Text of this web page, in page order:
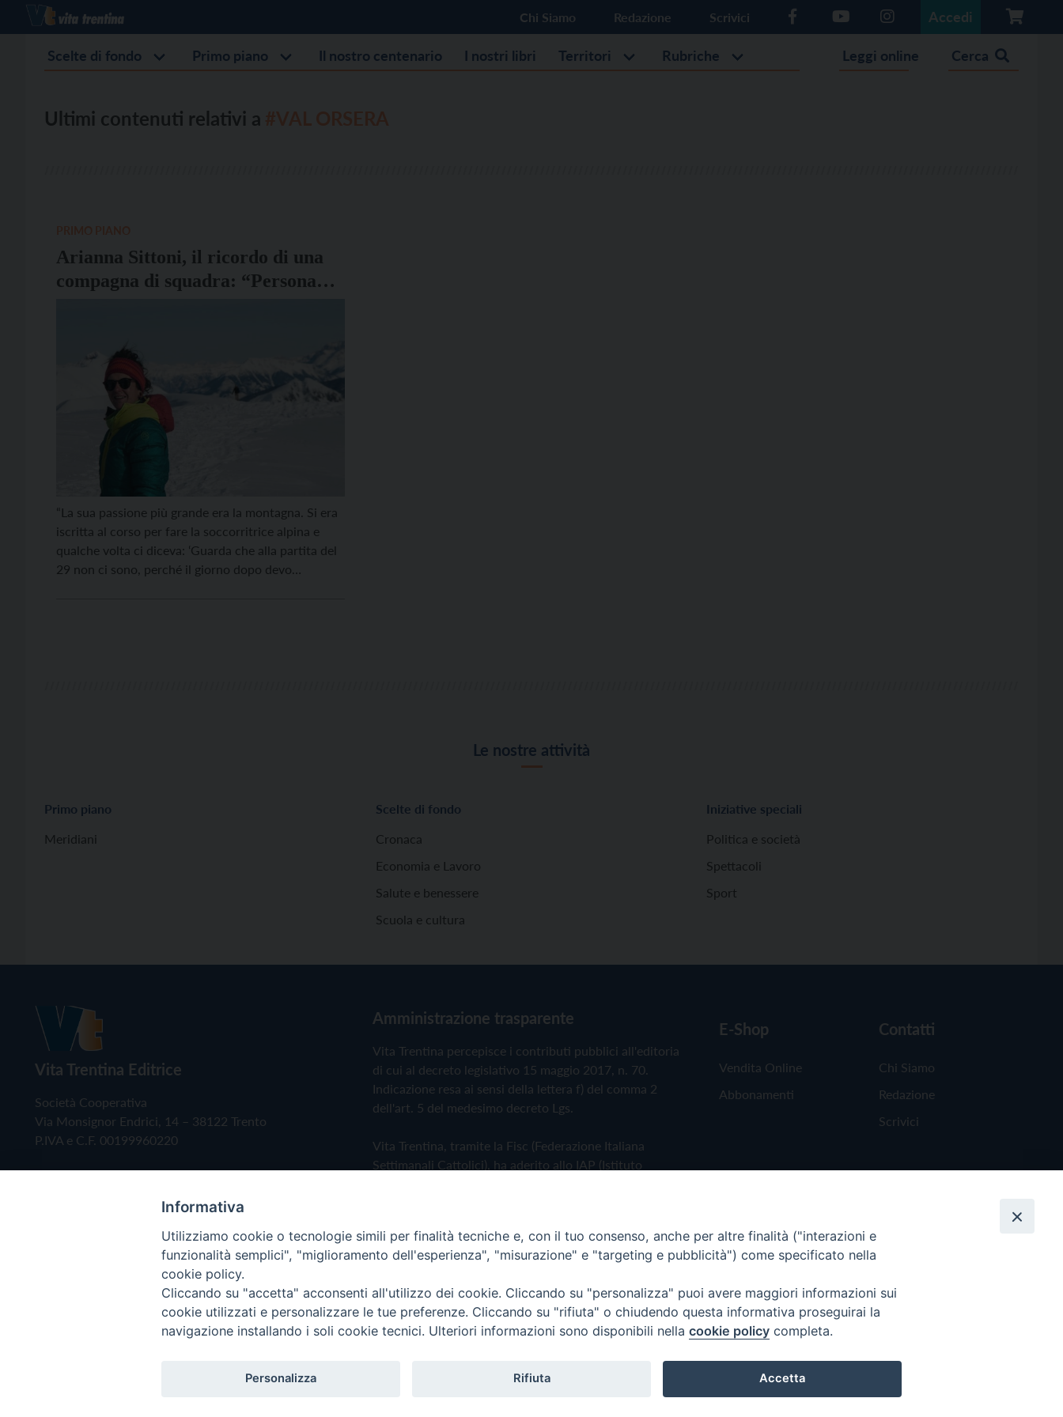
Chi Siamo Redazione Scrivici Accedi
Scelte di fondo Primo piano Il nostro centenario I nostri libri Territori Rubriche Leggi online Cerca
Ultimi contenuti relativi a
Arianna Sittoni, il ricordo di una
compagna di squadra: “Persona
umore”
“La sua passione più grande era la montagna. Si era
iscritta al corso per fare la soccorritrice alpina e
qualche volta ci diceva: ‘Guarda che alla partita del
29 non ci sono, perché il giorno dopo devo
Le nostre attività
Primo piano
Meridiani
Scelte di fondo
Cronaca
Economia e Lavoro
Salute e benessere
Scuola e cultura
Iniziative speciali
Politica e società
Spettacoli
Sport
Vita Trentina Editrice
Società Cooperativa
Via Monsignor Endrici, 14 – 38122 Trento
P.IVA e C.F. 00199960220
Amministrazione trasparente
Vita Trentina percepisce i contributi pubblici all'editoria
di cui al decreto legislativo 15 maggio 2017, n. 70.
Indicazione resa ai sensi della lettera f) del comma 2
dell'art. 5 del medesimo decreto Lgs.
Vita Trentina, tramite la Fisc (Federazione Italiana
Settimanali Cattolici), ha aderito allo IAP (Istituto
Privacy Policy Cookie Policy
E-Shop
Vendita Online
Abbonamenti
Contatti
Chi Siamo
Redazione
Scrivici
Copyright © 2019 - Tutti i diritti riservati - Vita Trentina Editrice
Informativa
Utilizziamo cookie o tecnologie simili per finalità tecniche e, con il tuo consenso, anche per altre finalità ("interazioni e
funzionalità semplici", "miglioramento dell'esperienza", "misurazione" e "targeting e pubblicità") come specificato nella
cookie policy.
Cliccando su "accetta" acconsenti all'utilizzo dei cookie. Cliccando su "personalizza" puoi avere maggiori informazioni sui
cookie utilizzati e personalizzare le tue preferenze. Cliccando su "rifiuta" o chiudendo questa informativa proseguirai la
navigazione installando i soli cookie tecnici. Ulteriori informazioni sono disponibili nella cookie policy completa.
Personalizza Rifiuta Accetta